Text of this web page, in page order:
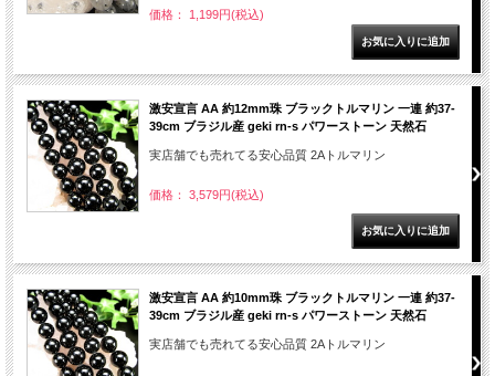
価格： 1,199円(税込)
激安宣言 AA 約12mm珠 ブラックトルマリン 一連 約37-
39cm ブラジル産 geki rn-s パワーストーン 天然石
実店舗でも売れてる安心品質 2Aトルマリン
価格： 3,579円(税込)
激安宣言 AA 約10mm珠 ブラックトルマリン 一連 約37-
39cm ブラジル産 geki rn-s パワーストーン 天然石
実店舗でも売れてる安心品質 2Aトルマリン